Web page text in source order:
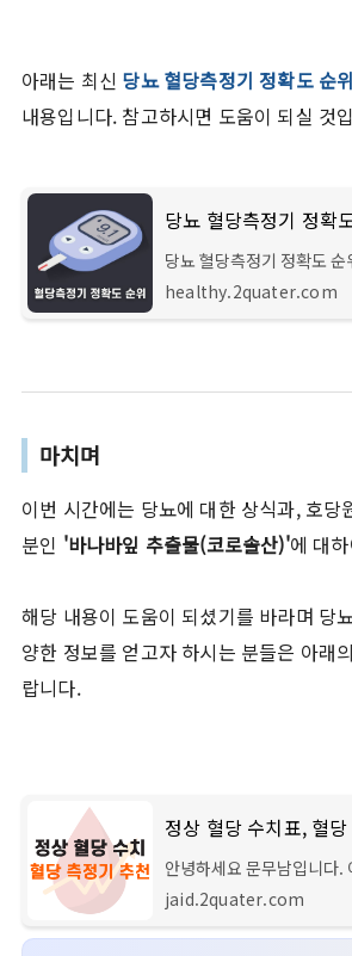
아래는 최신 당뇨 혈당측정기 정확도 순
내용입니다. 참고하시면 도움이 되실 것
당뇨 혈당측정기 정확
당뇨 혈당측정기 정확도
헬스 큐레이터입니다. 이번
움이 되는 당뇨에 대한 상
healthy.2quater.com
마치며
이번 시간에는 당뇨에 대한 상식과, 호당
분인 '바나바잎 추출물(코로솔산)'에 대
해당 내용이 도움이 되셨기를 바라며 당
양한 정보를 얻고자 하시는 분들은 아래
랍니다.
정상 혈당 수치표, 혈
안녕하세요 문무남입니다.
인 혈당 수치와, 국내에서
측정기 제품 10가지의 혈당
세하게 알려드리도록 하겠
jaid.2quater.com